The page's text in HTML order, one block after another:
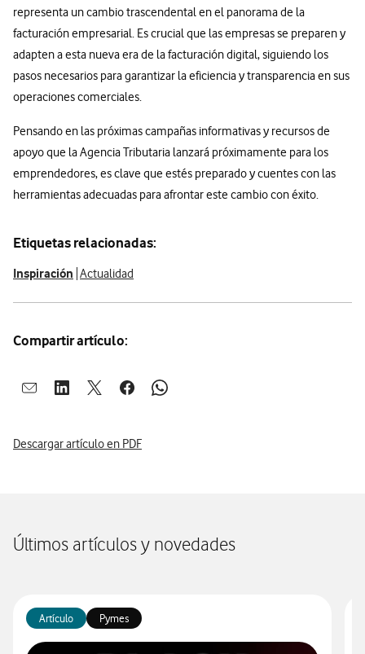
representa un cambio trascendental en el panorama de la
facturación empresarial. Es crucial que las empresas se preparen y
adapten a esta nueva era de la facturación digital, siguiendo los
pasos necesarios para garantizar la eficiencia y transparencia en sus
operaciones comerciales.
Pensando en las próximas campañas informativas y recursos de
apoyo que la Agencia Tributaria lanzará próximamente para los
emprendedores, es clave que estés preparado y cuentes con las
herramientas adecuadas para afrontar este cambio con éxito.
Etiquetas relacionadas:
Inspiración Actualidad
Compartir artículo:
Abrir ventana para compartir en mail
Abrir ventana para compartir en linkedin
Abrir ventana para compartir en twitter
Abrir ventana para compartir en facebook
Abrir ventana para compartir en
Descargar artículo en PDF
Últimos artículos y novedades
Artículo Pymes